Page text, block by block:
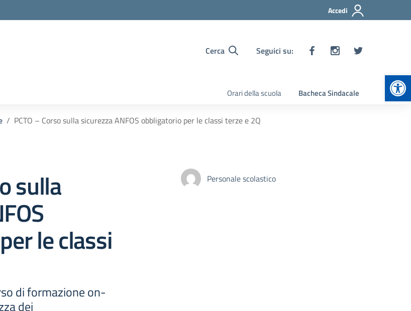
Accedi
Cerca Seguici su:
Orari della scuola Bacheca Sindacale
PCTO – Corso sulla sicurezza ANFOS obbligatorio per le classi terze e 2Q
sulla
le classi
di formazione on-
dei
Personale scolastico